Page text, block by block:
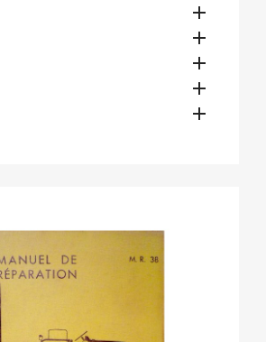




